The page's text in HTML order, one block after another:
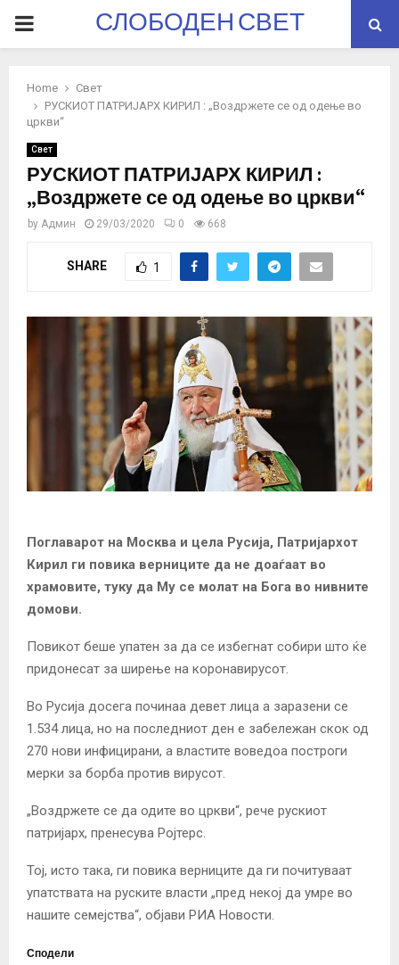
PRIMARYСЛОБОДЕН СВЕТ
Home
Свет
РУСКИОТ ПАТРИЈАРХ КИРИЛ : „Воздржете се од одење во
цркви“
Свет
РУСКИОТ ПАТРИЈАРХ КИРИЛ :
„Воздржете се од одење во цркви“
by Админ 29/03/2020 0 668
SHARE 1
Поглаварот на Москва и цела Русија, Патријархот
Кирил ги повика верниците да не доаѓаат во
храмовите, туку да Му се молат на Бога во нивните
домови.
Повикот беше упатен за да се избегнат собири што ќе
придонесат за ширење на коронавирусот.
Во Русија досега починаа девет лица а заразени се
1.534 лица, но на последниот ден е забележан скок од
270 нови инфицирани, а властите воведоа построги
мерки за борба против вирусот.
„Воздржете се да одите во цркви“, рече рускиот
патријарх, пренесува Ројтерс.
Тој, исто така, ги повика верниците да ги почитуваат
упатствата на руските власти „пред некој да умре во
нашите семејства“, објави РИА Новости.
Сподели